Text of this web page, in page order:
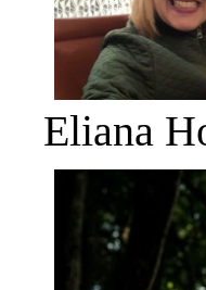
Eliana